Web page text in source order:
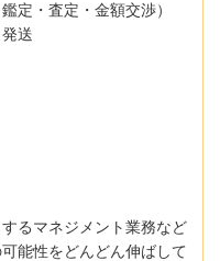
定・査定・金額交渉）
送
るマネジメント業務など
能性をどんどん伸ばして